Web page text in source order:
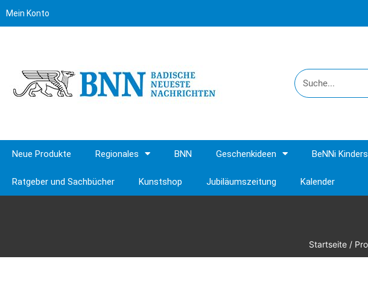
Mein Konto
Neue Produkte Regionales BNN Geschenkideen BeNNi
Ratgeber und Sachbücher Kunstshop Jubiläumszeitung Kalender
Startseite/